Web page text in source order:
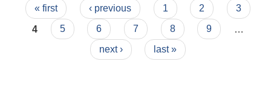
Pages
« first ‹ previous 1 2
3
4
5 6 7 8 9
next ›
last »